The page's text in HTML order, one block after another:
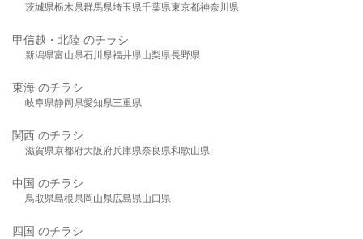
茨城県栃木県群馬県埼玉県千葉県東京都神奈川県
甲信越・北陸 のチラシ
新潟県富山県石川県福井県山梨県長野県
東海 のチラシ
岐阜県静岡県愛知県三重県
関西 のチラシ
滋賀県京都府大阪府兵庫県奈良県和歌山県
中国 のチラシ
鳥取県島根県岡山県広島県山口県
四国 のチラシ